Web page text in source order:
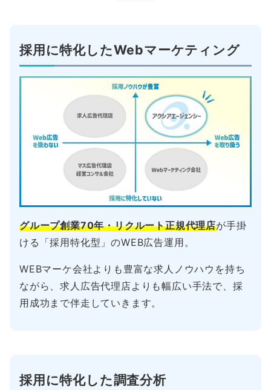
採用に特化したWebマーケティング
グループ創業70年・リクルート正規代理店が手掛
ける「採用特化型」のWEB広告運用。
WEBマーケ会社よりも豊富な求人ノウハウを持ち
ながら、求人広告代理店よりも幅広い手法で、採
用成功まで伴走していきます。
採用に特化した調査分析